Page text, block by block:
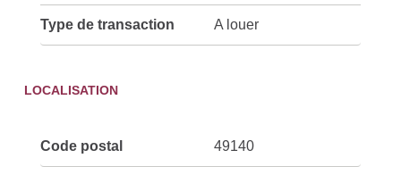
Type de transaction A louer
LOCALISATION
Code postal 49140